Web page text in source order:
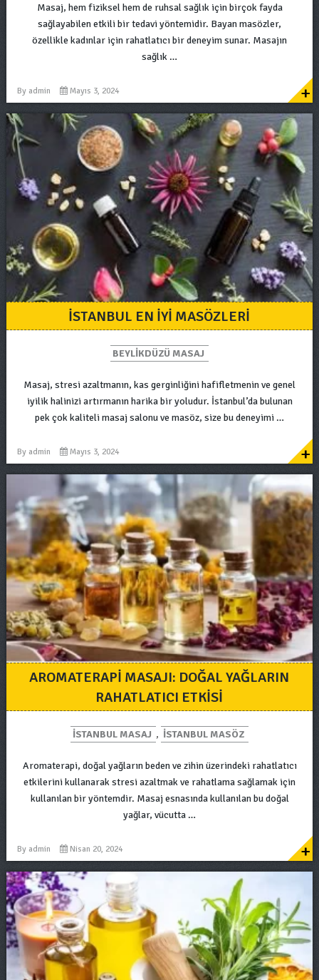
Masaj, hem fiziksel hem de ruhsal sağlık için birçok fayda
sağlayabilen etkili bir tedavi yöntemidir. Bayan masözler,
özellikle kadınlar için rahatlatıcı bir deneyim sunar. Masajın
sağlık …
By admin Mayıs 3, 2024 +
İSTANBUL EN İYI MASÖZLERI
BEYLIKDÜZÜ MASAJ
Masaj, stresi azaltmanın, kas gerginliğini hafifletmenin ve genel
iyilik halinizi artırmanın harika bir yoludur. İstanbul’da bulunan
pek çok kaliteli masaj salonu ve masöz, size bu deneyimi …
By admin Mayıs 3, 2024 +
AROMATERAPI MASAJI: DOĞAL YAĞLARIN
RAHATLATICI ETKISI
ISTANBUL MASAJ , ISTANBUL MASÖZ
Aromaterapi, doğal yağların beden ve zihin üzerindeki rahatlatıcı
etkilerini kullanarak stresi azaltmak ve rahatlama sağlamak için
kullanılan bir yöntemdir. Masaj esnasında kullanılan bu doğal
yağlar, vücutta …
By admin Nisan 20, 2024 +